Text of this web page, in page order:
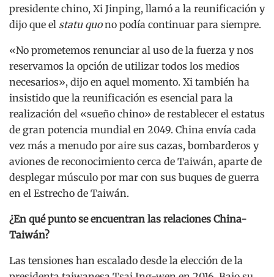
presidente chino, Xi Jinping, llamó a la reunificación y
dijo que el statu quono podía continuar para siempre.
«No prometemos renunciar al uso de la fuerza y nos
reservamos la opción de utilizar todos los medios
necesarios», dijo en aquel momento. Xi también ha
insistido que la reunificación es esencial para la
realización del «sueño chino» de restablecer el estatus
de gran potencia mundial en 2049. China envía cada
vez más a menudo por aire sus cazas, bombarderos y
aviones de reconocimiento cerca de Taiwán, aparte de
desplegar músculo por mar con sus buques de guerra
en el Estrecho de Taiwán.
¿En qué punto se encuentran las relaciones China-
Taiwán?
Las tensiones han escalado desde la elección de la